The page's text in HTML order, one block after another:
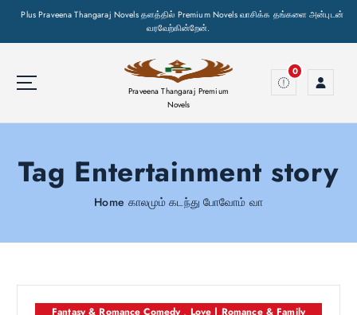
Plus Praveena Thangaraj Novels தளத்தில் Premium Novels வாசிக்க தங்களை அன்புடன்
வரவேற்கின்றேன்.
t
Praveena Thangaraj Premium
Novels
0
Tag Entertainment story
Home காலமும் கடந்து போவோம் வா